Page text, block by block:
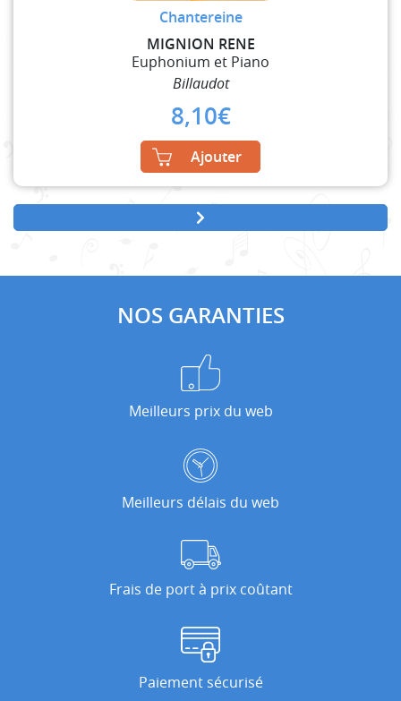
Chantereine
MIGNION RENE
Euphonium et Piano
Billaudot
8,10€
Ajouter
NOS GARANTIES
Meilleurs prix du web
Meilleurs délais du web
Frais de port à prix coûtant
Paiement sécurisé